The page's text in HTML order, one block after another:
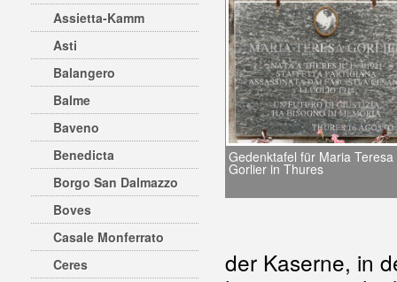
Assietta-Kamm
Asti
Balangero
Balme
Baveno
Benedicta
Borgo San Dalmazzo
Boves
Casale Monferrato
Ceres
Gedenktafel für Maria Teresa
Gorlier in Thures
der Kaserne, in